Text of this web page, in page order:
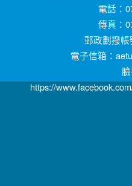
電話：
傳真：
郵政劃撥帳
電子信箱：
https://